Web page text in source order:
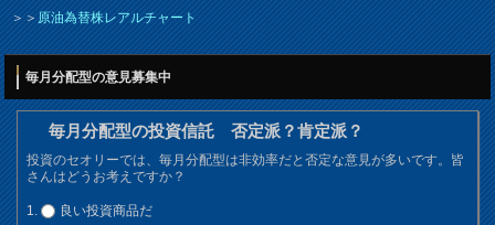
＞＞原油為替株レアルチャート
毎月分配型の意見募集中
毎月分配型の投資信託 否定派？肯定派？
投資のセオリーでは、毎月分配型は非効率だと否定な意見が多いです。皆
さんはどうお考えですか？
良い投資商品だ